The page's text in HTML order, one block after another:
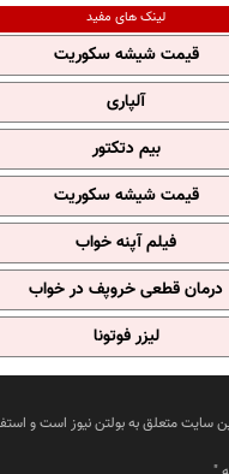
لینک های مفید
قیمت شیشه سکوریت
آلپاری
بیم دتکتور
قیمت شیشه سکوریت
فیلم آپنه خواب
درمان قطعی خروپف در خواب
لیزر فوتونا
سایت متعلق به بولتن نیوز است و